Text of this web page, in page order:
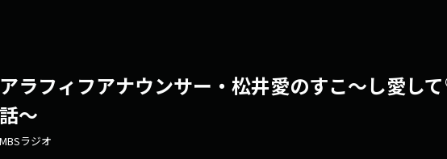
ラフィフアナウンサー・松井愛のすこ～し愛し
～
ラジオ